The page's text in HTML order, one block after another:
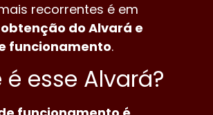
recorrentes é em
obtenção do Alvará e
funcionamento.
é esse Alvará?